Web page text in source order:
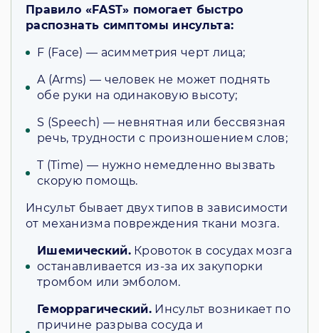
Правило «FAST» помогает быстро
распознать симптомы инсульта:
F (Face) — асимметрия черт лица;
A (Arms) — человек не может поднять
обе руки на одинаковую высоту;
S (Speech) — невнятная или бессвязная
речь, трудности с произношением слов;
T (Time) — нужно немедленно вызвать
скорую помощь.
Инсульт бывает двух типов в зависимости
от механизма повреждения ткани мозга.
Ишемический.Кровоток в сосудах мозга
останавливается из-за их закупорки
тромбом или эмболом.
Геморрагический. Инсульт возникает по
причине разрыва сосуда и